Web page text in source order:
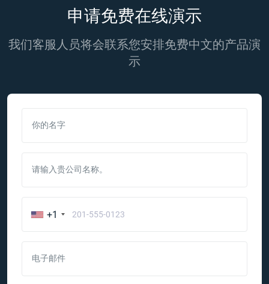
申请免费在线演示
我们客服人员将会联系您安排免费中文的产品演
示
你的名字
请输入贵公司名称。
+1
电子邮件